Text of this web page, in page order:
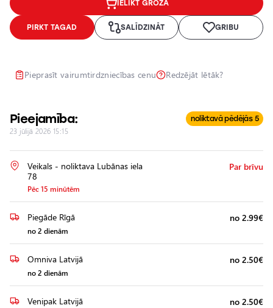
IELIKT GROZĀ
PIRKT TAGAD SALĪDZINĀT GRIBU
Pieprasīt vairumtirdzniecības cenu Redzējāt lētāk?
Pieejamība: noliktavā pēdējās 5
23 jūlijā 2026 15:15
Veikals - noliktava Lubānas iela
78
Pēc 15 minūtēm
Par brīvu
Piegāde Rīgā
no 2 dienām
no 2.99€
Omniva Latvijā
no 2 dienām
no 2.50€
Venipak Latvijā no 2.50€
Lukturu
pulēšana
uzstādīšana